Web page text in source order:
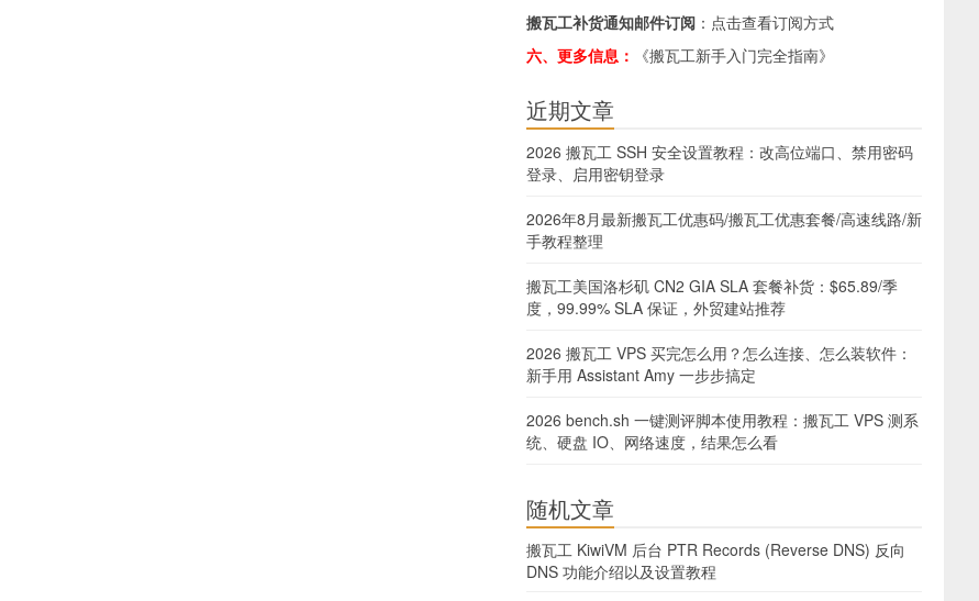
搬瓦工补货通知邮件订阅 ： 点击查看订阅方式
六、更多信息：
《搬瓦工新手入门完全指南》
近期文章
2026 搬瓦工 SSH 安全设置教程：改高位端口、禁用密码
登录、启用密钥登录
2026年8月最新搬瓦工优惠码/搬瓦工优惠套餐/高速线路/新
手教程整理
搬瓦工美国洛杉矶 CN2 GIA SLA 套餐补货：$65.89/季
度，99.99% SLA 保证，外贸建站推荐
2026 搬瓦工 VPS 买完怎么用？怎么连接、怎么装软件：
新手用 Assistant Amy 一步步搞定
2026 bench.sh 一键测评脚本使用教程：搬瓦工 VPS 测系
统、硬盘 IO、网络速度，结果怎么看
随机文章
搬瓦工 KiwiVM 后台 PTR Records (Reverse DNS) 反向
DNS 功能介绍以及设置教程